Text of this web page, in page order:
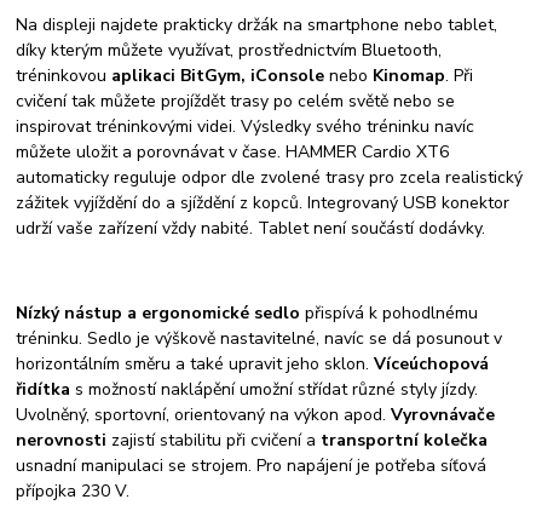
Na displeji najdete prakticky držák na smartphone nebo tablet,
díky kterým můžete využívat, prostřednictvím Bluetooth,
tréninkovou aplikaci BitGym, iConsole nebo Kinomap. Při
cvičení tak můžete projíždět trasy po celém světě nebo se
inspirovat tréninkovými videi. Výsledky svého tréninku navíc
můžete uložit a porovnávat v čase. HAMMER Cardio XT6
automaticky reguluje odpor dle zvolené trasy pro zcela realistický
zážitek vyjíždění do a sjíždění z kopců. Integrovaný USB konektor
udrží vaše zařízení vždy nabité. Tablet není součástí dodávky.
Nízký nástup a ergonomické sedlo přispívá k pohodlnému
tréninku. Sedlo je výškově nastavitelné, navíc se dá posunout v
horizontálním směru a také upravit jeho sklon.Víceúchopová
řidítka s možností naklápění umožní střídat různé styly jízdy.
Uvolněný, sportovní, orientovaný na výkon apod.Vyrovnávače
nerovnosti zajistí stabilitu při cvičení a transportní kolečka
usnadní manipulaci se strojem. Pro napájení je potřeba síťová
přípojka 230 V.